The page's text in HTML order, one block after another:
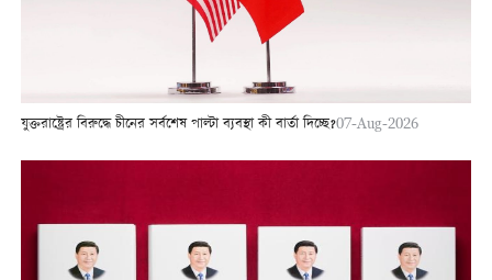
যুক্তরাষ্ট্রের বিরুদ্ধে চীনের সর্বশেষ পাল্টা ব্যবস্থা কী বার্তা দিচ্ছে?07-Aug-2026